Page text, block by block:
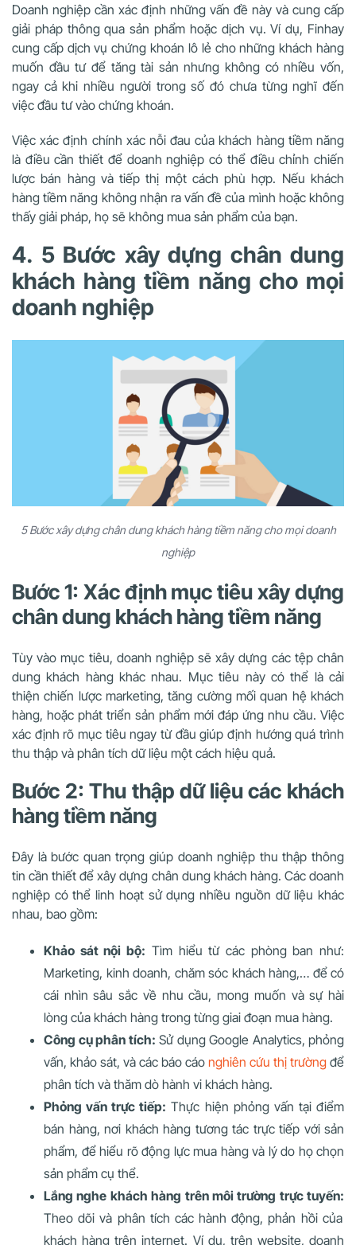
Doanh nghiệp cần xác định những vấn đề này và cung cấp
giải pháp thông qua sản phẩm hoặc dịch vụ. Ví dụ, Finhay
cung cấp dịch vụ chứng khoán lô lẻ cho những khách hàng
muốn đầu tư để tăng tài sản nhưng không có nhiều vốn,
ngay cả khi nhiều người trong số đó chưa từng nghĩ đến
việc đầu tư vào chứng khoán.
Việc xác định chính xác nỗi đau của khách hàng tiềm năng
là điều cần thiết để doanh nghiệp có thể điều chỉnh chiến
lược bán hàng và tiếp thị một cách phù hợp. Nếu khách
hàng tiềm năng không nhận ra vấn đề của mình hoặc không
thấy giải pháp, họ sẽ không mua sản phẩm của bạn.
4. 5 Bước xây dựng chân dung
khách hàng tiềm năng cho mọi
doanh nghiệp
5 Bước xây dựng chân dung khách hàng tiềm năng cho mọi doanh
nghiệp
Bước 1: Xác định mục tiêu xây dựng
chân dung khách hàng tiềm năng
Tùy vào mục tiêu, doanh nghiệp sẽ xây dựng các tệp chân
dung khách hàng khác nhau. Mục tiêu này có thể là cải
thiện chiến lược marketing, tăng cường mối quan hệ khách
hàng, hoặc phát triển sản phẩm mới đáp ứng nhu cầu. Việc
xác định rõ mục tiêu ngay từ đầu giúp định hướng quá trình
thu thập và phân tích dữ liệu một cách hiệu quả.
Bước 2: Thu thập dữ liệu các khách
hàng tiềm năng
Đây là bước quan trọng giúp doanh nghiệp thu thập thông
tin cần thiết để xây dựng chân dung khách hàng. Các doanh
nghiệp có thể linh hoạt sử dụng nhiều nguồn dữ liệu khác
nhau, bao gồm:
Khảo sát nội bộ: Tìm hiểu từ các phòng ban như:
Marketing, kinh doanh, chăm sóc khách hàng,… để có
cái nhìn sâu sắc về nhu cầu, mong muốn và sự hài
lòng của khách hàng trong từng giai đoạn mua hàng.
Công cụ phân tích: Sử dụng Google Analytics, phỏng
vấn, khảo sát, và các báo cáo nghiên cứu thị trường để
phân tích và thăm dò hành vi khách hàng.
Phỏng vấn trực tiếp: Thực hiện phỏng vấn tại điểm
bán hàng, nơi khách hàng tương tác trực tiếp với sản
phẩm, để hiểu rõ động lực mua hàng và lý do họ chọn
sản phẩm cụ thể.
Lắng nghe khách hàng trên môi trường trực tuyến:
Theo dõi và phân tích các hành động, phản hồi của
khách hàng trên internet. Ví dụ, trên website, doanh